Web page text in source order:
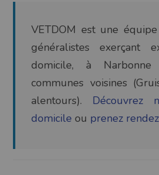
VETDOM est une
généralistes exerçant
domicile, à
communes voisines
alentours). Découvrez
domicile ou prenez